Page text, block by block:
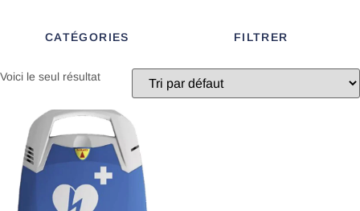
CATÉGORIES FILTRER
Voici le seul résultat